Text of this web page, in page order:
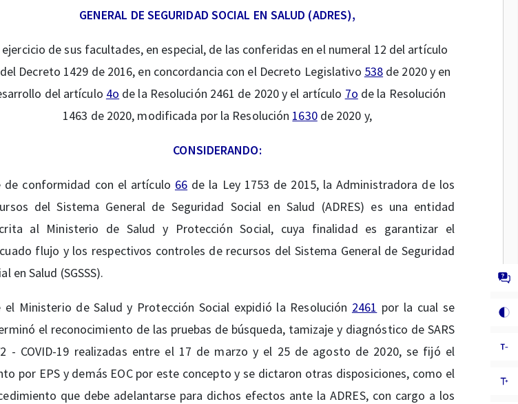
GENERAL DE SEGURIDAD SOCIAL EN SALUD (ADRES),
ejercicio de sus facultades, en especial, de las conferidas en el numeral 12 del artículo
Decreto 1429 de 2016, en concordancia con el Decreto Legislativo 538 de 2020 y en
del artículo 4o de la Resolución 2461 de 2020 y el artículo 7o de la Resolución
1463 de 2020, modificada por la Resolución 1630de 2020 y,
CONSIDERANDO:
de conformidad con el artículo 66 de la Ley 1753 de 2015, la Administradora de los
del Sistema General de Seguridad Social en Salud (ADRES) es una entidad
al Ministerio de Salud y Protección Social, cuya finalidad es garantizar el
flujo y los respectivos controles de recursos del Sistema General de Seguridad
en Salud (SGSSS).
el Ministerio de Salud y Protección Social expidió la Resolución 2461 por la cual se
el reconocimiento de las pruebas de búsqueda, tamizaje y diagnóstico de SARS
- COVID-19 realizadas entre el 17 de marzo y el 25 de agosto de 2020, se fijó el
por EPS y demás EOC por este concepto y se dictaron otras disposiciones, como el
que debe adelantarse para dichos efectos ante la ADRES, con cargo a los